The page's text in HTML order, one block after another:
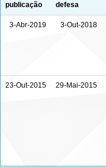
publicação
defesa
3-Abr-2019 3-Out-2018
23-Out-2015 29-Mai-2015